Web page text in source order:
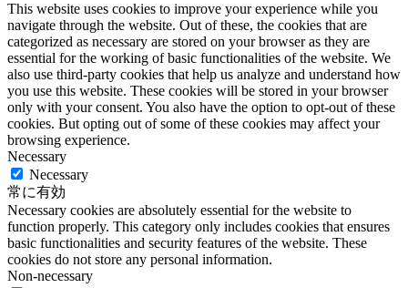
This website uses cookies to improve your experience while you
navigate through the website. Out of these, the cookies that are
categorized as necessary are stored on your browser as they are
essential for the working of basic functionalities of the website. We
also use third-party cookies that help us analyze and understand how
you use this website. These cookies will be stored in your browser
only with your consent. You also have the option to opt-out of these
cookies. But opting out of some of these cookies may affect your
browsing experience.
Necessary
Necessary
常に有効
Necessary cookies are absolutely essential for the website to
function properly. This category only includes cookies that ensures
basic functionalities and security features of the website. These
cookies do not store any personal information.
Non-necessary